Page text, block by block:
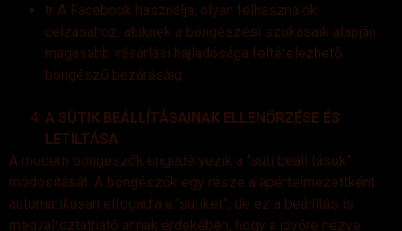
tr A Facebook használja, olyan felhasználók
célzásához, akiknek a böngészési szokásaik alapján
magasabb vásárlási hajladósága feltételezhető.
böngésző bezárásáig
A SÜTIK BEÁLLÍTÁSAINAK ELLENŐRZÉSE ÉS
LETILTÁSA
A modern böngészők engedélyezik a “süti beállítások”
módosítását. A böngészők egy része alapértelmezettként
automatikusan elfogadja a “sütiket”, de ez a beállítás is
megváltoztatható annak érdekében, hogy a jövőre nézve